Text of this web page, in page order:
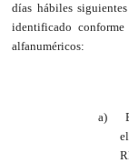
días hábiles
identificado
alfanuméricos:
a)